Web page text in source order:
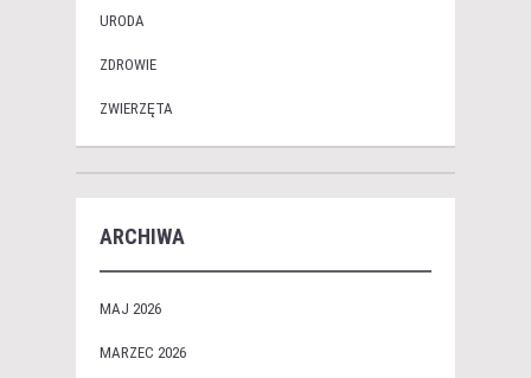
URODA
ZDROWIE
ZWIERZĘTA
ARCHIWA
MAJ 2026
MARZEC 2026